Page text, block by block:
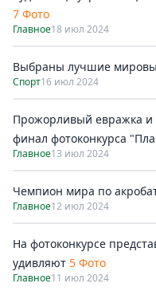
7 Фото
Главное18 июл 2024
Выбраны лучшие
Спорт16 июл 2024
Прожорливый евражка и
финал фотоконкурса
Главное13 июл 2024
Чемпион мира по
Главное12 июл 2024
На фотоконкурсе
удивляют 5 Фото
Главное11 июл 2024